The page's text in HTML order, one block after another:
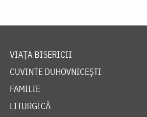
VIAȚA BISERICII
CUVINTE DUHOVNICEȘTI
FAMILIE
LITURGICĂ